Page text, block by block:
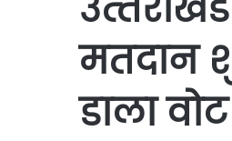
मतदान
डाला वोट